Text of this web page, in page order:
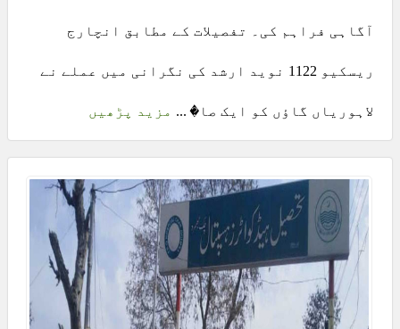
آگاہی فراہم کی۔ تفصیلات کے مطابق انچارج
ریسکیو 1122 نوید ارشد کی نگرانی میں عملے نے
لاہوریاں گاؤں کو ایک صا� ... مزید پڑھیں